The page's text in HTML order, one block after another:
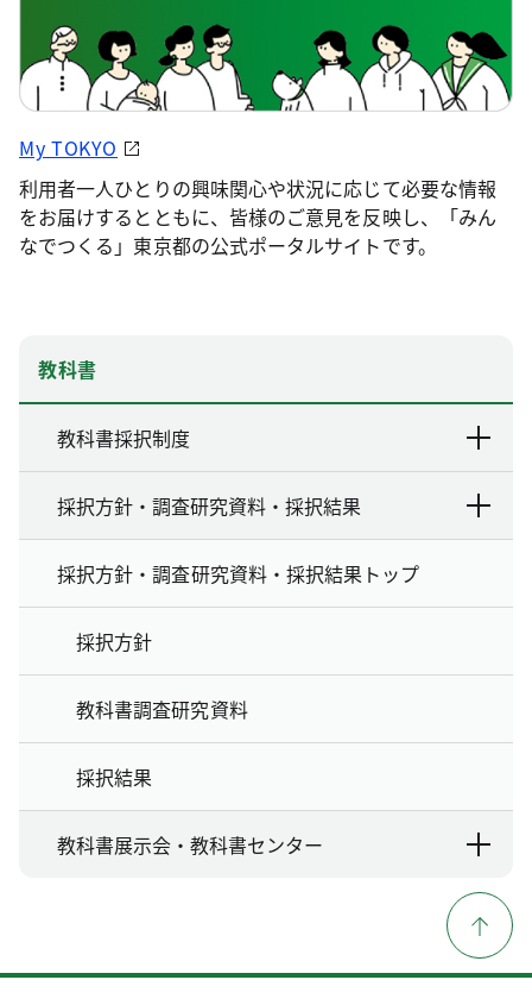
My TOKYO
利用者一人ひとりの興味関心や状況に応じて必要な情報
をお届けするとともに、皆様のご意見を反映し、「みん
なでつくる」東京都の公式ポータルサイトです。
教科書
教科書採択制度
採択方針・調査研究資料・採択結果
採択方針・調査研究資料・採択結果トップ
採択方針
教科書調査研究資料
採択結果
教科書展示会・教科書センター